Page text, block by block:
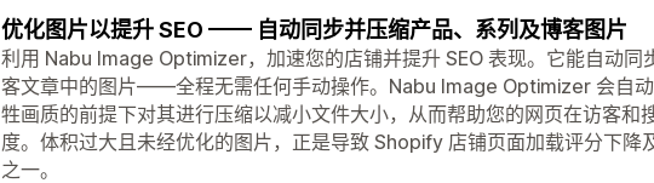
优化图片以提升 SEO —— 自动同步并压缩产品、系列及博客图片
利用 Nabu Image Optimizer，加速您的店铺并提升 SEO 表现。它能自动同
客文章中的图片——全程无需任何手动操作。Nabu Image Optimizer 会自
牲画质的前提下对其进行压缩以减小文件大小，从而帮助您的网页在访客和
度。体积过大且未经优化的图片，正是导致 Shopify 店铺页面加载评分下降
之一。